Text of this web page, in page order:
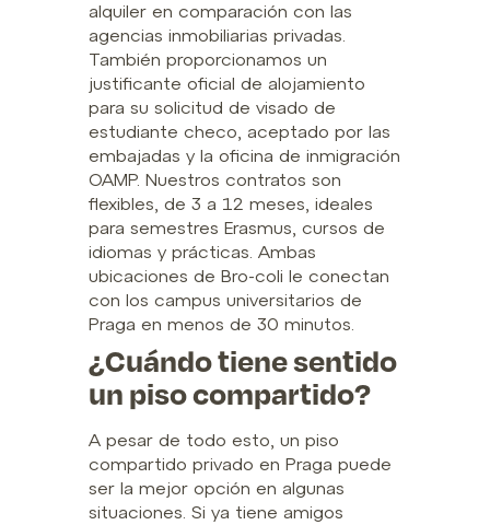
alquiler en comparación con las
agencias inmobiliarias privadas.
También proporcionamos un
justificante oficial de alojamiento
para su solicitud de visado de
estudiante checo, aceptado por las
embajadas y la oficina de inmigración
OAMP. Nuestros contratos son
flexibles, de 3 a 12 meses, ideales
para semestres Erasmus, cursos de
idiomas y prácticas. Ambas
ubicaciones de Bro-coli le conectan
con los campus universitarios de
Praga en menos de 30 minutos.
¿Cuándo tiene sentido
un piso compartido?
A pesar de todo esto, un piso
compartido privado en Praga puede
ser la mejor opción en algunas
situaciones. Si ya tiene amigos